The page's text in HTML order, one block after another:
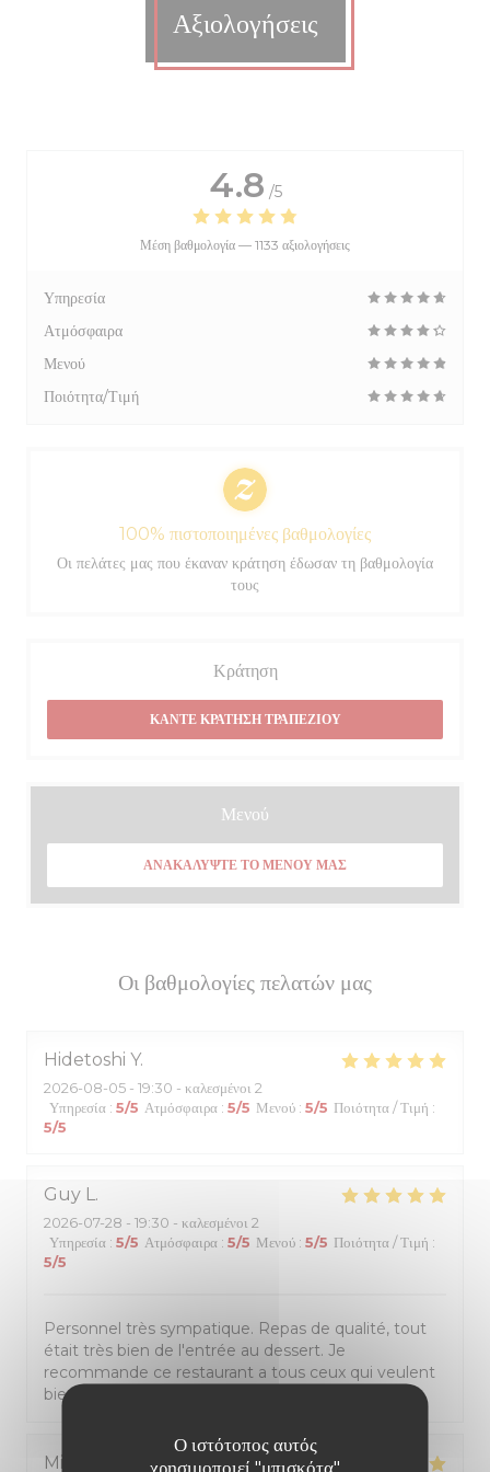
Ο ιστότοπος αυτός
χρησιμοποιεί "μπισκότα"
Αξιολογήσεις
Οι βαθμολογίες πελατών μας
Hidetoshi Y
2026-08-05 - 19:30 - καλεσμένοι 2
Υπηρεσία : 5/5 Ατμόσφαιρα : 5/5 Μενού : 5/5 Ποιότητα / Τιμή :
5/5
Guy L
2026-07-28 - 19:30 - καλεσμένοι 2
Υπηρεσία : 5/5 Ατμόσφαιρα : 5/5 Μενού : 5/5 Ποιότητα / Τιμή :
5/5
Personnel très sympatique. Repas de qualité, tout
était très bien de l'entrée au dessert. Je
recommande ce restaurant a tous ceux qui veulent
bien manger pour un prix raisonnable.
Michèle
4.8 /5
Μέση βαθμολογία — 1133 αξιολογήσεις
Υπηρεσία
Ατμόσφαιρα
Μενού
Ποιότητα/Τιμή
100% πιστοποιημένες βαθμολογίες
Οι πελάτες μας που έκαναν κράτηση έδωσαν τη βαθμολογία
τους
Κράτηση
ΚΆΝΤΕ ΚΡΆΤΗΣΗ ΤΡΑΠΕΖΙΟΎ
Μενού
ΑΝΑΚΑΛΎΨΤΕ ΤΟ ΜΕΝΟΎ ΜΑΣ